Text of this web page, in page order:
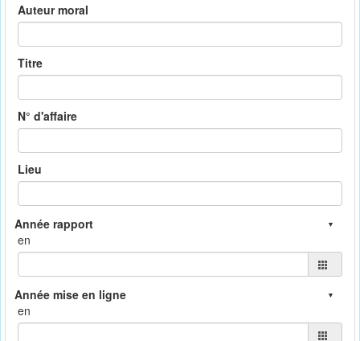
Auteur moral
Titre
N° d'affaire
Lieu
en
en